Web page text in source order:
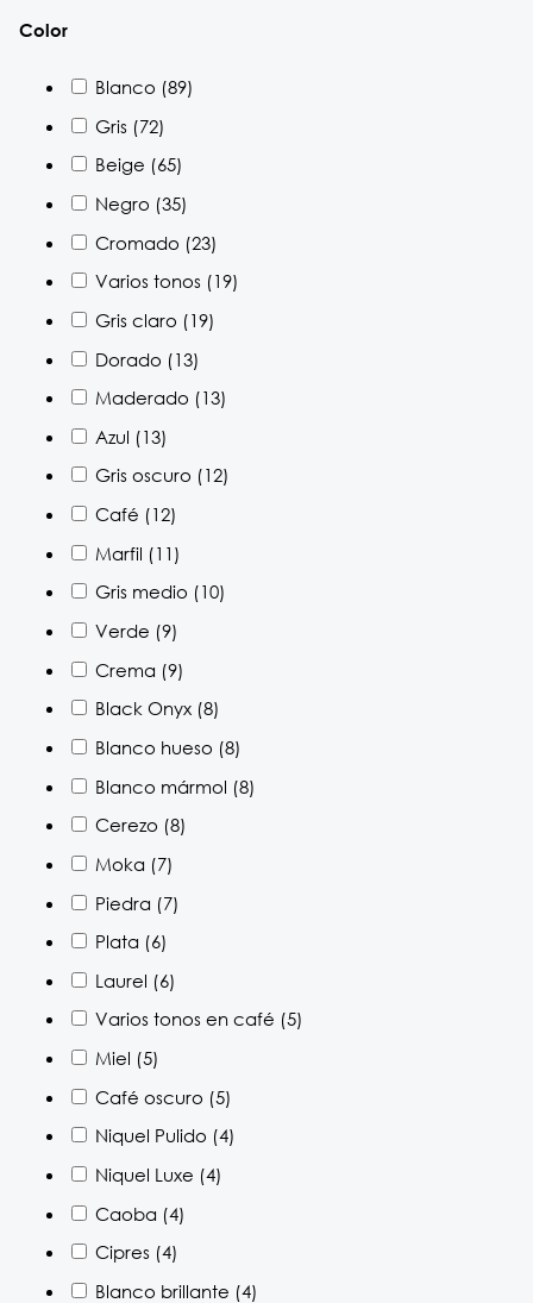
Color
Blanco (89)
Gris (72)
Beige (65)
Negro (35)
Cromado (23)
Varios tonos (19)
Gris claro (19)
Dorado (13)
Maderado (13)
Azul (13)
Gris oscuro (12)
Café (12)
Marfil (11)
Gris medio (10)
Verde (9)
Crema (9)
Black Onyx (8)
Blanco hueso (8)
Blanco mármol (8)
Cerezo (8)
Moka (7)
Piedra (7)
Plata (6)
Laurel (6)
Varios tonos en café (5)
Miel (5)
Café oscuro (5)
Niquel Pulido (4)
Niquel Luxe (4)
Caoba (4)
Cipres (4)
Blanco brillante (4)